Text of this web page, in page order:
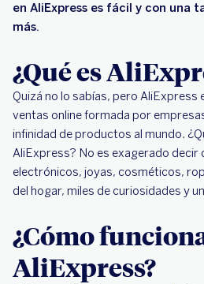
en AliExpress es fácil y con una
más.
¿Qué es
Quizá no lo sabías, pero AliExpress
ventas online formada por
infinidad de productos al mundo.
AliExpress? No es exagerado decir
electrónicos, joyas, cosméticos,
del hogar, miles de curiosidades y
¿Cómo
AliExpress?